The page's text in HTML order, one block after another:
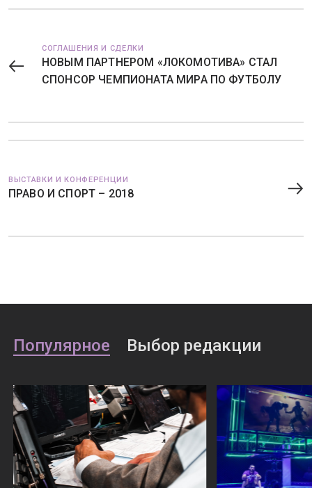
СОГЛАШЕНИЯ И СДЕЛКИ
НОВЫМ ПАРТНЕРОМ «ЛОКОМОТИВА» СТАЛ
СПОНСОР ЧЕМПИОНАТА МИРА ПО ФУТБОЛУ
ВЫСТАВКИ И КОНФЕРЕНЦИИ
ПРАВО И СПОРТ – 2018
Популярное Выбор редакции